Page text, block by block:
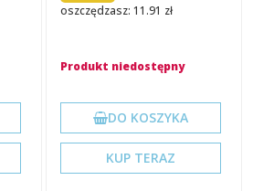
oszczędzasz: 11.91 zł
Produkt niedostępny
DO KOSZYKA
KUP TERAZ